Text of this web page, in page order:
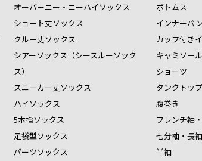
オーバーニー・ニーハイソックス
ショート丈ソックス
クルー丈ソックス
シアーソックス（シースルーソック
ス）
スニーカー丈ソックス
ハイソックス
5本指ソックス
足袋型ソックス
パーツソックス
ボトムス
インナーパ
カップ付き
キャミソール
ショーツ
タンクトップ
腹巻き
フレンチ袖
七分袖・長袖
半袖